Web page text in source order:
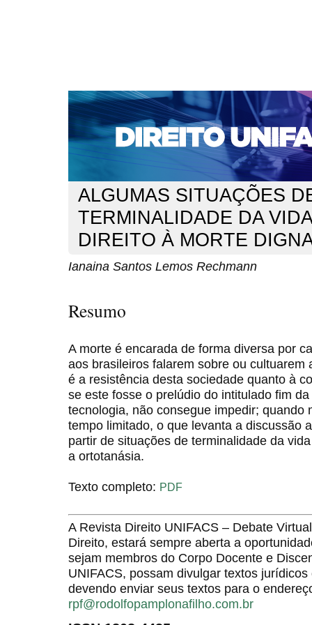
CAPA SOBRE ACESSO CADASTRO
NOTÍCIAS
EDIÇÕES DE Nº 1 A 100 WEBMAIL
Capa>n. 211 (2018) > Rechmann
ALGUMAS SITUAÇÕES
TERMINALIDADE DA
DIREITO À MORTE
Ianaina Santos Lemos Rechmann
Resumo
A morte é encarada de forma diversa por
aos brasileiros falarem sobre ou cultuarem
é a resistência desta sociedade quanto à
se este fosse o prelúdio do intitulado fim
tecnologia, não consegue impedir; quando
tempo limitado, o que levanta a discussão
partir de situações de terminalidade da
a ortotanásia.
Texto completo: PDF
A Revista Direito UNIFACS – Debate
Direito, estará sempre aberta a
sejam membros do Corpo Docente e
UNIFACS, possam divulgar textos
devendo enviar seus textos para o
rpf@rodolfopamplonafilho.com.br